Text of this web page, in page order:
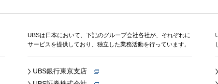
UBSは日本において、下記のグループ会社各社が、それぞれに
サービスを提供しており、独立した業務活動を行っています。
UBS銀行東京支店